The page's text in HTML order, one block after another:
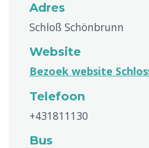
Adres
Schloß Schönbrunn
Website
Bezoek website
Telefoon
+431811130
Bus